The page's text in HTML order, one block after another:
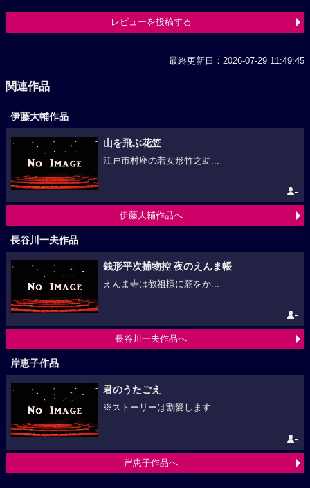
レビューを投稿する
最終更新日：2026-07-29 11:49:45
関連作品
伊藤大輔作品
山を飛ぶ花笠
江戸市村座の若女形竹之助...
-
伊藤大輔作品へ
長谷川一夫作品
銭形平次捕物控 夜のえんま帳
えんま寺は教祖様に願をか...
-
長谷川一夫作品へ
岸恵子作品
君のうたごえ
※ストーリーは割愛します...
-
岸恵子作品へ